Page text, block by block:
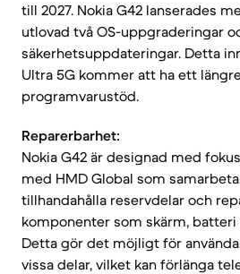
till 2027. Nokia G42 lanserades
utlovad två OS-uppgraderingar
säkerhetsuppdateringar. Detta
Ultra 5G kommer att ha ett
programvarustöd.
Reparerbarhet:
Nokia G42 är designad med
med HMD Global som
tillhandahålla reservdelar och
komponenter som skärm,
Detta gör det möjligt för
vissa delar, vilket kan förlänga